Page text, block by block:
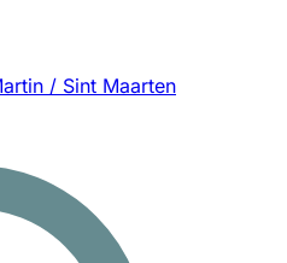
/ Sint Maarten